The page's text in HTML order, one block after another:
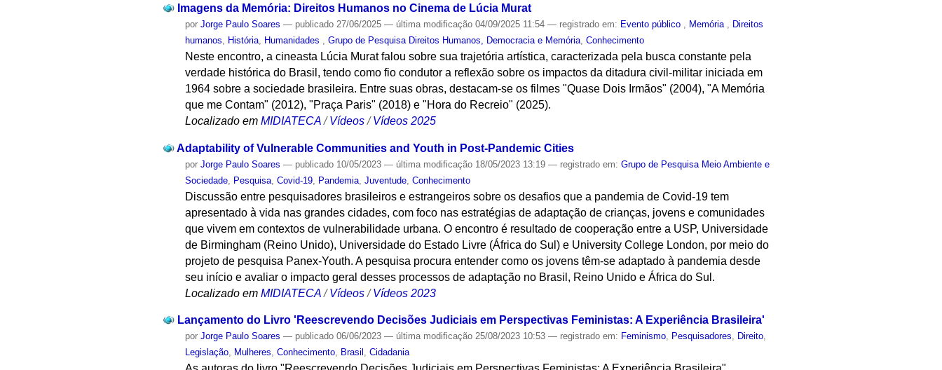
Imagens da Memória: Direitos Humanos no Cinema de Lúcia Murat
porJorge Paulo Soares — publicado 27/06/2025— última modificação 04/09/2025 11:54— registrado em: Evento público Memória
Direitos
humanos
História Humanidades ,Grupo de Pesquisa Direitos Humanos, Democracia e Memória ,Conhecimento
Neste encontro, a cineasta Lúcia Murat falou sobre sua trajetória artística, caracterizada pela busca constante pela
verdade histórica do Brasil, tendo como fio condutor a reflexão sobre os impactos da ditadura civil-militar iniciada em
1964 sobre a sociedade brasileira. Entre suas obras, destacam-se os filmes "Quase Dois Irmãos" (2004), "A Memória
que me Contam" (2012), "Praça Paris" (2018) e "Hora do Recreio" (2025).
Localizado em MIDIATECA /Vídeos /Vídeos 2025
Adaptability of Vulnerable Communities and Youth in Post-Pandemic Cities
porJorge Paulo Soares — publicado 10/05/2023— última modificação 18/05/2023 13:19— registrado em:Grupo de Pesquisa Meio Ambiente e
Sociedade Pesquisa ,Covid-19 Pandemia ,Juventude ,Conhecimento
Discussão entre pesquisadores brasileiros e estrangeiros sobre os desafios que a pandemia de Covid-19 tem
apresentado à vida nas grandes cidades, com foco nas estratégias de adaptação de crianças, jovens e comunidades
que vivem em contextos de vulnerabilidade urbana. O encontro é resultado de cooperação entre a USP, Universidade
de Birmingham (Reino Unido), Universidade do Estado Livre (África do Sul) e University College London, por meio do
projeto de pesquisa Panex-Youth. A pesquisa procura entender como os jovens têm-se adaptado à pandemia desde
seu início e avaliar o impacto geral desses processos de adaptação no Brasil, Reino Unido e África do Sul.
Localizado em MIDIATECA /Vídeos /Vídeos 2023
Lançamento do Livro 'Reescrevendo Decisões Judiciais em Perspectivas Feministas: A Experiência Brasileira'
porJorge Paulo Soares — publicado 06/06/2023— última modificação 25/08/2023 10:53— registrado em: Feminismo, Pesquisadores, Direito,
Legislação, Mulheres,Conhecimento, Brasil ,Cidadania